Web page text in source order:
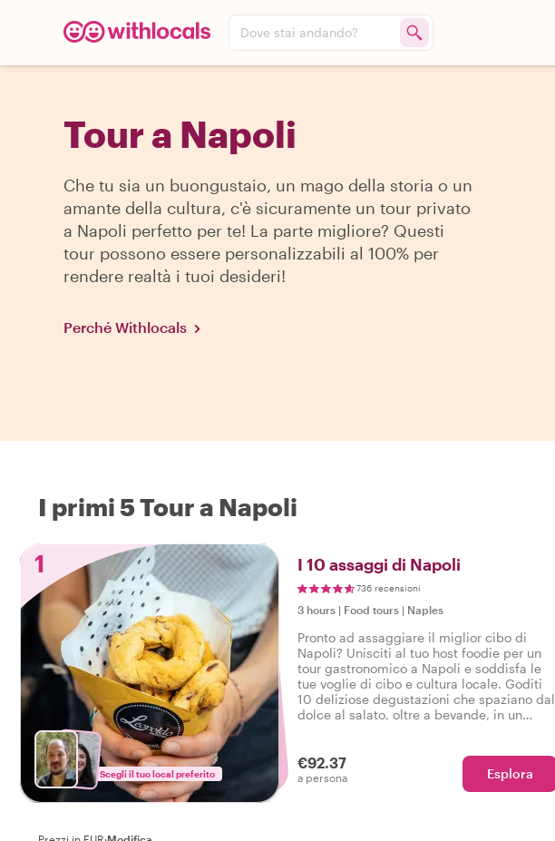
Dove stai andando?
Tour a Napoli
Che tu sia un buongustaio, un mago della storia o un
amante della cultura, c'è sicuramente un tour privato
a Napoli perfetto per te! La parte migliore? Questi
tour possono essere personalizzabili al 100% per
rendere realtà i tuoi desideri!
Perché Withlocals
I primi 5 Tour a Napoli
1
Scegli il tuo local preferito
I 10 assaggi di Napoli
736 recensioni
3 hours | Food tours | Naples
Pronto ad assaggiare il miglior cibo di
Napoli? Unisciti al tuo host foodie per un
tour gastronomico a Napoli e soddisfa le
tue voglie di cibo e cultura locale. Goditi
10 deliziose degustazioni che spaziano dal
dolce al salato, oltre a bevande, in un
€92.37
a persona Esplora